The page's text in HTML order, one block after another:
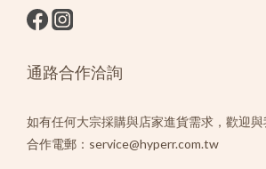
通路合作洽詢
如有任何大宗採購與店家進貨需求，歡迎與
合作電郵：service@hyperr.com.tw